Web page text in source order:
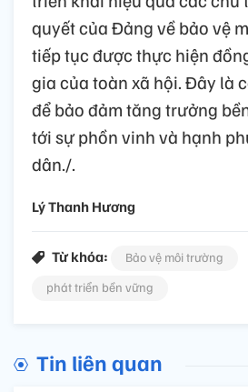
quyết của Đảng về bảo vệ
tiếp tục được thực hiện
gia của toàn xã hội. Đây là
để bảo đảm tăng trưởng
tới sự phồn vinh và hạnh
dân./.
Lý Thanh Hương
Từ khóa:
Bảo vệ môi trường
phát triển bền vững
Tin liên quan